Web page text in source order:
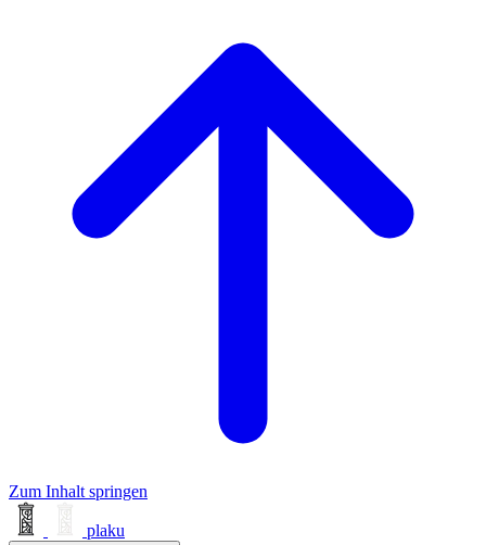
Zum Inhalt springen
plaku